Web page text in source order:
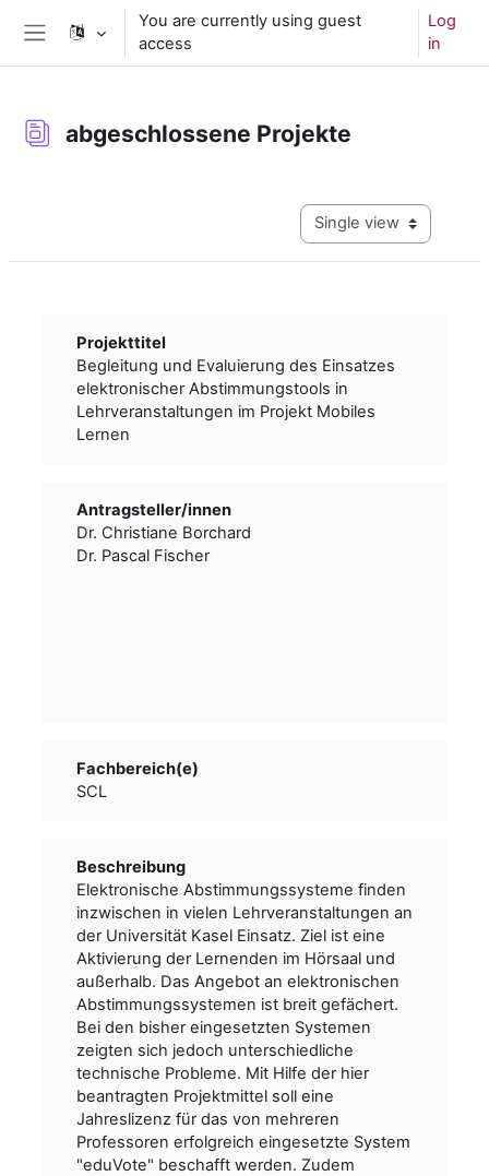
Skip to main content
You are currently using guest
access
Log
in
abgeschlossene Projekte
View mode tertiary
Projekttitel
Begleitung und Evaluierung des Einsatzes
elektronischer Abstimmungstools in
Lehrveranstaltungen im Projekt Mobiles
Lernen
Antragsteller/­­innen
Dr. Christiane Borchard
Dr. Pascal Fischer
Fachbereich(e)
SCL
Beschreibung
Elektronische Abstimmungssysteme finden
inzwischen in vielen Lehrveranstaltungen an
der Universität Kasel Einsatz. Ziel ist eine
Aktivierung der Lernenden im Hörsaal und
außerhalb. Das Angebot an elektronischen
Abstimmungssystemen ist breit gefächert.
Bei den bisher eingesetzten Systemen
zeigten sich jedoch unterschiedliche
technische Probleme. Mit Hilfe der hier
beantragten Projektmittel soll eine
Jahreslizenz für das von mehreren
Professoren erfolgreich eingesetzte System
"eduVote" beschafft werden. Zudem